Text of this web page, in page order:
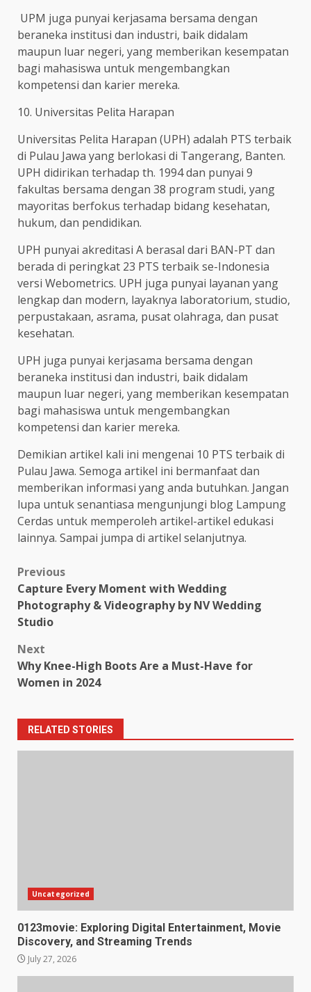
UPM juga punyai kerjasama bersama dengan
beraneka institusi dan industri, baik didalam
maupun luar negeri, yang memberikan kesempatan
bagi mahasiswa untuk mengembangkan
kompetensi dan karier mereka.
10. Universitas Pelita Harapan
Universitas Pelita Harapan (UPH) adalah PTS terbaik
di Pulau Jawa yang berlokasi di Tangerang, Banten.
UPH didirikan terhadap th. 1994 dan punyai 9
fakultas bersama dengan 38 program studi, yang
mayoritas berfokus terhadap bidang kesehatan,
hukum, dan pendidikan.
UPH punyai akreditasi A berasal dari BAN-PT dan
berada di peringkat 23 PTS terbaik se-Indonesia
versi Webometrics. UPH juga punyai layanan yang
lengkap dan modern, layaknya laboratorium, studio,
perpustakaan, asrama, pusat olahraga, dan pusat
kesehatan.
UPH juga punyai kerjasama bersama dengan
beraneka institusi dan industri, baik didalam
maupun luar negeri, yang memberikan kesempatan
bagi mahasiswa untuk mengembangkan
kompetensi dan karier mereka.
Demikian artikel kali ini mengenai 10 PTS terbaik di
Pulau Jawa. Semoga artikel ini bermanfaat dan
memberikan informasi yang anda butuhkan. Jangan
lupa untuk senantiasa mengunjungi blog Lampung
Cerdas untuk memperoleh artikel-artikel edukasi
lainnya. Sampai jumpa di artikel selanjutnya.
Post
navigation
Previous
Capture Every Moment with Wedding
Photography & Videography by NV Wedding
Studio
Next
Why Knee-High Boots Are a Must-Have for
Women in 2024
RELATED STORIES
Uncategorized
0123movie: Exploring Digital Entertainment, Movie
Discovery, and Streaming Trends
July 27, 2026